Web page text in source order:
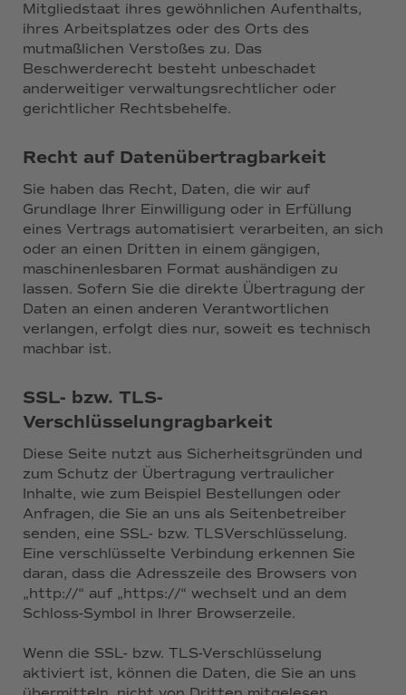
Mitgliedstaat ihres gewöhnlichen Aufenthalts,
ihres Arbeitsplatzes oder des Orts des
mutmaßlichen Verstoßes zu. Das
Beschwerderecht besteht unbeschadet
anderweitiger verwaltungsrechtlicher oder
gerichtlicher Rechtsbehelfe.
Recht auf Datenübertragbarkeit
Sie haben das Recht, Daten, die wir auf
Grundlage Ihrer Einwilligung oder in Erfüllung
eines Vertrags automatisiert verarbeiten, an sich
oder an einen Dritten in einem gängigen,
maschinenlesbaren Format aushändigen zu
lassen. Sofern Sie die direkte Übertragung der
Daten an einen anderen Verantwortlichen
verlangen, erfolgt dies nur, soweit es technisch
machbar ist.
SSL- bzw. TLS-
Verschlüsselungragbarkeit
Diese Seite nutzt aus Sicherheitsgründen und
zum Schutz der Übertragung vertraulicher
Inhalte, wie zum Beispiel Bestellungen oder
Anfragen, die Sie an uns als Seitenbetreiber
senden, eine SSL- bzw. TLSVerschlüsselung.
Eine verschlüsselte Verbindung erkennen Sie
daran, dass die Adresszeile des Browsers von
„http://“ auf „https://“ wechselt und an dem
Schloss-Symbol in Ihrer Browserzeile.
Wenn die SSL- bzw. TLS-Verschlüsselung
aktiviert ist, können die Daten, die Sie an uns